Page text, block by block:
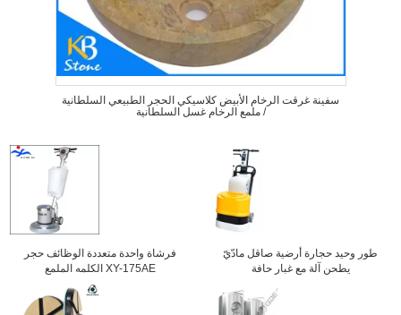
سفينة غرقت الرخام الأبيض كلاسيكي الحجر الطبيعي السلطانية
/ ملمع الرخام غسل السلطانية
فرشاة واحدة متعددة الوظائف حجر
الكلمه الملمع XY-175AE
طور وحيد حجارة أرضية صاقل مادّيّ
يطحن آلة مع غبار حافة